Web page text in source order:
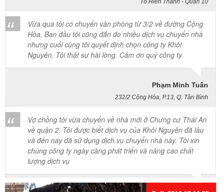
Vừa qua tôi có chuyển văn phòng từ 3/2 về đường Cộng
Hòa. Ban đầu tôi cũng đắn đo nhiều dịch vụ chuyển nhà
nhưng cuối cùng tôi quyết định chọn công ty Khôi
Nguyên. Tôi thật sự hài lòng. Cảm ơn quý công ty.
Vợ chồng tôi vừa chuyển về nhà mới ở Chưng cư Thái An
về quận 2. Tôi được biết dịch vụ của Khôi Nguyên đã lâu
và đến nay đã sử dụng dịch vụ chuyển nhà này. Tôi xin
chúng công ty ngày càng phát triển và nâng cao chất
lượng dịch vụ